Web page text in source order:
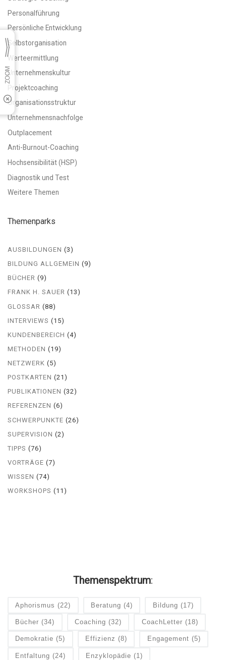
Personalführung
Persönliche Entwicklung
Selbstorganisation
Werteermittlung
Unternehmenskultur
Projektcoaching
Organisationsstruktur
Unternehmensnachfolge
Outplacement
Anti-Burnout-Coaching
Hochsensibilität (HSP)
Diagnostik und Test
Weitere Themen
Themenparks
AUSBILDUNGEN (3)
BILDUNG ALLGEMEIN (9)
BÜCHER (9)
FRANK H. SAUER (13)
GLOSSAR (88)
INTERVIEWS (15)
KUNDENBEREICH (4)
METHODEN (19)
NETZWERK (5)
POSTKARTEN (21)
PUBLIKATIONEN (32)
REFERENZEN (6)
SCHWERPUNKTE (26)
SUPERVISION (2)
TIPPS (76)
VORTRÄGE (7)
WISSEN (74)
WORKSHOPS (11)
Themenspektrum:
Aphorismus (22) Beratung (4) Bildung (17)
Bücher (34) Coaching (32) CoachLetter (18)
Demokratie (5) Effizienz (8) Engagement (5)
Entfaltung (24) Enzyklopädie (1)